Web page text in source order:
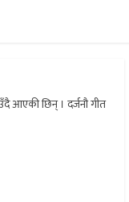
आएकी छिन् । दर्जनौ गीत